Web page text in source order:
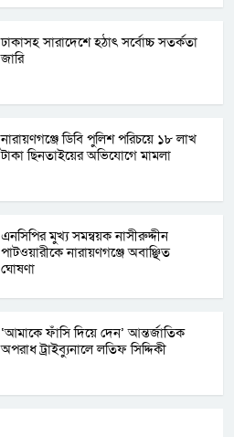
ঢাকাসহ সারাদেশে হঠাৎ সর্বোচ্চ সতর্কতা
জা‌রি
নারায়ণগঞ্জে ডিবি পুলিশ পরিচয়ে ১৮ লাখ
টাকা ছিনতাইয়ের অভিযোগে মামলা
এনসিপির মুখ্য সমন্বয়ক নাসীরুদ্দীন
পাটওয়ারীকে নারায়ণগঞ্জে অবাঞ্ছিত
ঘোষণা
‘আমাকে ফাঁসি দিয়ে দেন’ আন্তর্জাতিক
অপরাধ ট্রাইব্যুনালে লতিফ সিদ্দিকী